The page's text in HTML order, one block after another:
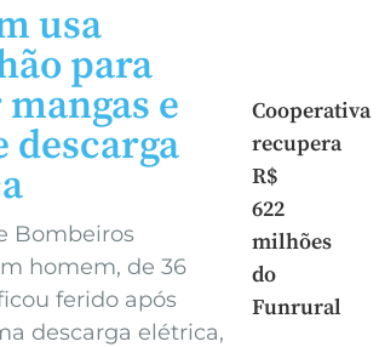
usa
para
e
descarga
Bombeiros
homem, de 36
ferido após
descarga elétrica,
Cooperativa
recupera
R$
622
milhões
do
Funrural